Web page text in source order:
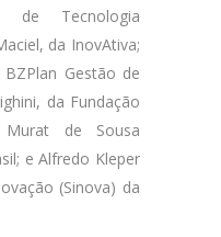
de Tecnologia
da InovAtiva;
Gestão de
da Fundação
de Sousa
e Alfredo Kleper
(Sinova) da